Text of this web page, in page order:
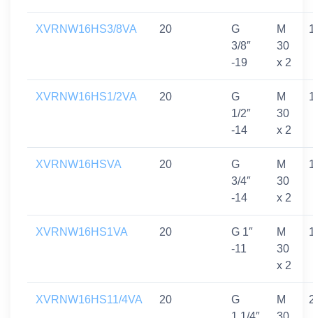
XVRNW16HS3/8VA 20
G
3/8″
-19
M
30
x 2
XVRNW16HS1/2VA 20
G
1/2″
-14
M
30
x 2
XVRNW16HSVA 20
G
3/4″
-14
M
30
x 2
XVRNW16HS1VA 20
G 1″
-11
M
30
x 2
XVRNW16HS11/4VA 20
G
M